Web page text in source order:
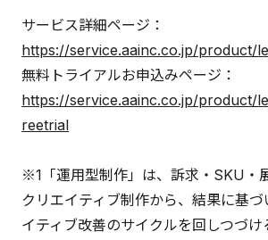
サービス詳細ページ：
https://service.aainc.co.jp/product/
無料トライアルお申込みページ：
https://service.aainc.co.jp/product/
reetrial
※1「運用型制作」は、訴求・SKU・
クリエイティブ制作から、結果に基
イティブ改善のサイクルを回しつづけ